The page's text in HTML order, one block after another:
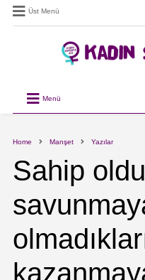
Üst Menü
Menü
Home Manşet Yazılar
Sahip